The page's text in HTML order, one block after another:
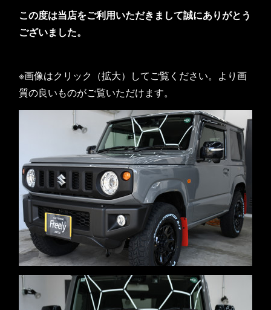
この度は当店をご利用いただきまして誠にありがとう
ございました。
※画像はクリック（拡大）してご覧ください。より画
質の良いものがご覧いただけます。